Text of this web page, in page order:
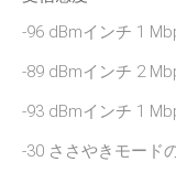
-96 dBmインチ 1
-89 dBmインチ 2
-93 dBmインチ 1
-30 ささやきモード